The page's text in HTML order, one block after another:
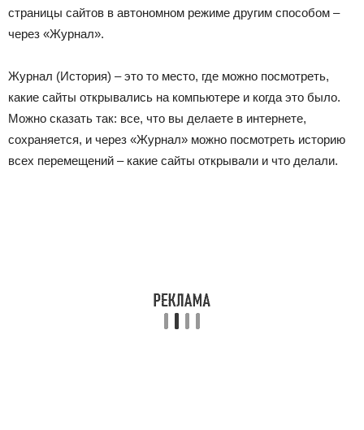
страницы сайтов в автономном режиме другим способом –
через «Журнал».
Журнал (История) – это то место, где можно посмотреть,
какие сайты открывались на компьютере и когда это было.
Можно сказать так: все, что вы делаете в интернете,
сохраняется, и через «Журнал» можно посмотреть историю
всех перемещений – какие сайты открывали и что делали.